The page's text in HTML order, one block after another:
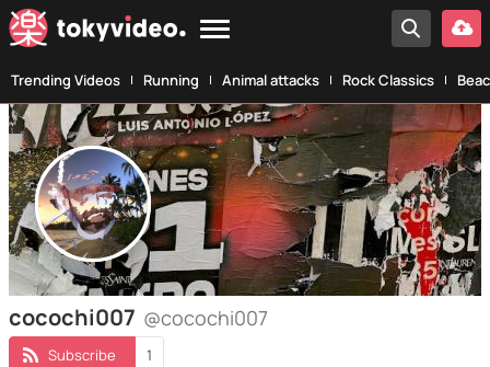
Trending Videos Running Animal attacks Rock Classics
cocochi007 @cocochi007
Subscribe 1